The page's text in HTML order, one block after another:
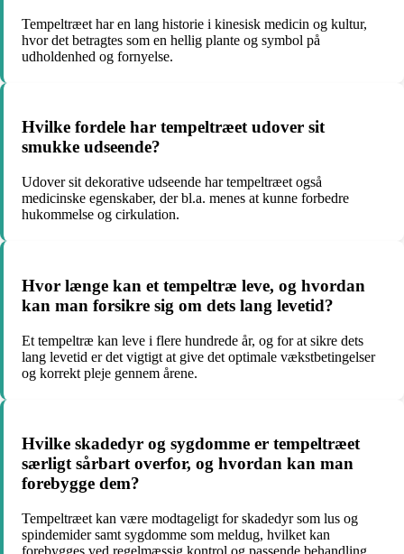
Tempeltræet har en lang historie i kinesisk medicin og kultur,
hvor det betragtes som en hellig plante og symbol på
udholdenhed og fornyelse.
Hvilke fordele har tempeltræet udover sit
smukke udseende?
Udover sit dekorative udseende har tempeltræet også
medicinske egenskaber, der bl.a. menes at kunne forbedre
hukommelse og cirkulation.
Hvor længe kan et tempeltræ leve, og hvordan
kan man forsikre sig om dets lang levetid?
Et tempeltræ kan leve i flere hundrede år, og for at sikre dets
lang levetid er det vigtigt at give det optimale vækstbetingelser
og korrekt pleje gennem årene.
Hvilke skadedyr og sygdomme er tempeltræet
særligt sårbart overfor, og hvordan kan man
forebygge dem?
Tempeltræet kan være modtageligt for skadedyr som lus og
spindemider samt sygdomme som meldug, hvilket kan
forebygges ved regelmæssig kontrol og passende behandling.